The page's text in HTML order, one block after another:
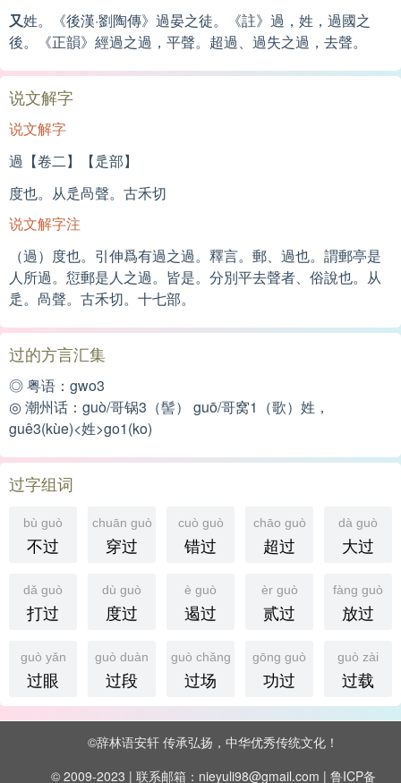
又姓。《後漢·劉陶傳》過晏之徒。《註》過，姓，過國之
後。《正韻》經過之過，平聲。超過、過失之過，去聲。
说文解字
说文解字
過【卷二】【辵部】
度也。从辵咼聲。古禾切
说文解字注
（過）度也。引伸爲有過之過。釋言。郵、過也。謂郵亭是
人所過。愆郵是人之過。皆是。分別平去聲者、俗說也。从
辵。咼聲。古禾切。十七部。
过的方言汇集
◎ 粤语：gwo3
◎ 潮州话：guò/哥锅3（髻） guō/哥窝1（歌）姓，
guê3(kùe)<姓>go1(ko)
过字组词
bù guò
不过
chuān guò
穿过
cuò guò
错过
chāo guò
超过
dà guò
大过
dǎ guò
打过
dù guò
度过
è guò
遏过
èr guò
贰过
fàng guò
放过
guò yǎn
过眼
guò duàn
过段
guò chǎng
过场
gōng guò
功过
guò zài
过载
©辞林语安轩 传承弘扬，中华优秀传统文化！
© 2009-2023 | 联系邮箱：nieyuli98@gmail.com | 鲁ICP备